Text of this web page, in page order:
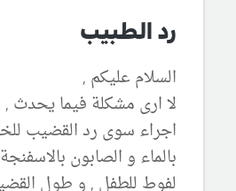
رد الطبيب
السلام عليكم ,
لا ارى مشكلة فيما يحدث ,
اجراء سوى رد القضيب
بالماء و الصابون
لفوط للطفل , و طول